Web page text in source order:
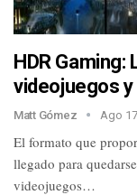
HDR
videojuegos
Matt Gómez Ago
El formato que
llegado para
videojuegos…